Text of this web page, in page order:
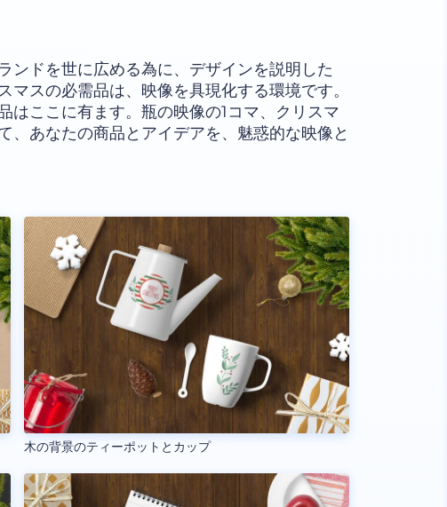
ンドを世に広める為に、デザインを説明した
マスの必需品は、映像を具現化する環境です。
はここに有ます。瓶の映像の1コマ、クリスマ
、あなたの商品とアイデアを、魅惑的な映像と
木の背景のティーポットとカップ